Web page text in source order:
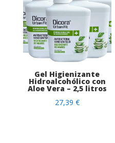
Gel Higienizante
Hidroalcohólico con
Aloe Vera – 2,5 litros
27,39 €